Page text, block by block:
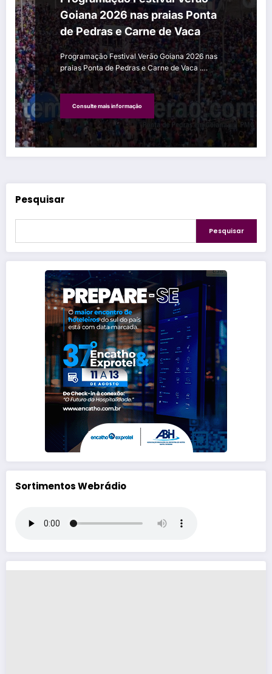
Goiana 2026 nas praias Ponta
de Pedras e Carne de Vaca
Programação Festival Verão Goiana 2026 nas
praias Ponta de Pedras e Carne de Vaca .…
Consulte mais informação
Pesquisar
Pesquisar
Sortimentos Webrádio